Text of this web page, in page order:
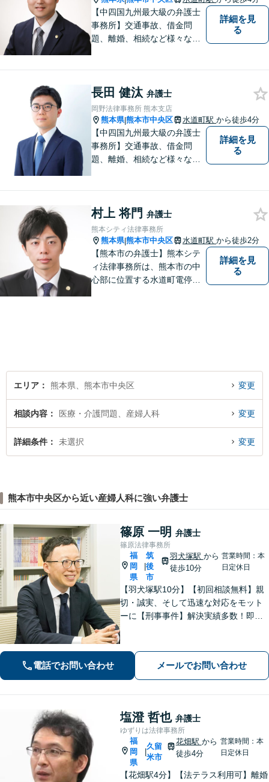
い。
【中四国九州最大級の弁護士
事務所】交通事故、借金問
題、離婚、相続など様々な問
い！
詳細を見
る
長田 健汰 弁護士
岡野法律事務所 熊本支店
熊本県|熊本市中央区 水道町駅 から徒歩4分
【中四国九州最大級の弁護士
事務所】交通事故、借金問
題、離婚、相続など様々な問
い！
詳細を見
る
村上 将門 弁護士
熊本シティ法律事務所
熊本県|熊本市中央区 水道町駅 から徒歩2分
【熊本市の弁護士】熊本シテ
ィ法律事務所は、熊本市の中
心部に位置する水道町電停よ
詳細を見
る
エリア 熊本県、熊本市中央区 変更
相談内容 医療・介護問題、産婦人科 変更
詳細条件 未選択 変更
熊本市中央区から近い産婦人科に強い弁護士
篠原 一明 弁護士
篠原法律事務所
福
岡
県
筑
後
市
羽犬塚駅 から
徒歩10分
営業時間：本
日定休日
【羽犬塚駅10分】【初回相談無料】親
切・誠実、そして迅速な対応をモット
ーに【刑事事件】解決実績多数！即時
選択肢と法的権利を明確にし、納得の
いく決断ができるよう支援いたします
電話でお問い合わせ メールでお問い合わせ
塩澄 哲也 弁護士
ゆずりは法律事務所
福
岡
県
久留
米市
花畑駅 から
徒歩4分
営業時間：本
日定休日
【花畑駅4分】【法テラス利用可】離婚